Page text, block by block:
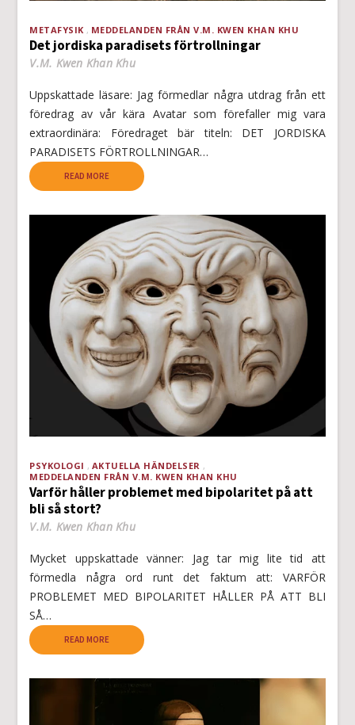
METAFYSIK MEDDELANDEN FRÅN V.M. KWEN KHAN KHU
Det jordiska paradisets förtrollningar
V.M. Kwen Khan Khu
Uppskattade läsare: Jag förmedlar några utdrag från ett
föredrag av vår kära Avatar som förefaller mig vara
extraordinära: Föredraget bär titeln: DET JORDISKA
PARADISETS FÖRTROLLNINGAR…
READ MORE
PSYKOLOGI
AKTUELLA HÄNDELSER
MEDDELANDEN FRÅN V.M. KWEN KHAN KHU
Varför håller problemet med bipolaritet på att
bli så stort?
V.M. Kwen Khan Khu
Mycket uppskattade vänner: Jag tar mig lite tid att
förmedla några ord runt det faktum att: VARFÖR
PROBLEMET MED BIPOLARITET HÅLLER PÅ ATT BLI
SÅ…
READ MORE